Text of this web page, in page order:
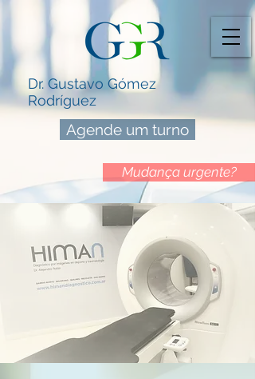
Dr. Gustavo Gómez
Rodríguez
Mudança urgente?
Agende um turno